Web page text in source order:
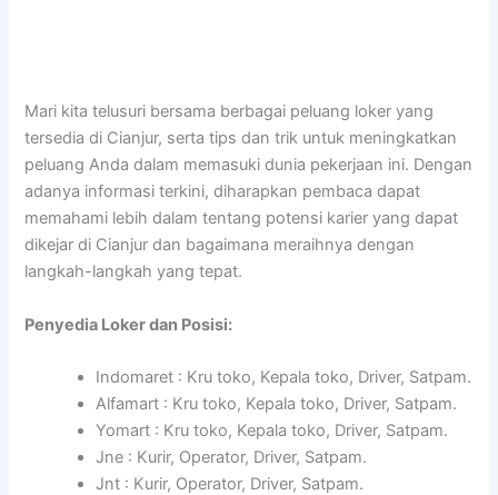
Mari kita telusuri bersama berbagai peluang loker yang
tersedia di Cianjur, serta tips dan trik untuk meningkatkan
peluang Anda dalam memasuki dunia pekerjaan ini. Dengan
adanya informasi terkini, diharapkan pembaca dapat
memahami lebih dalam tentang potensi karier yang dapat
dikejar di Cianjur dan bagaimana meraihnya dengan
langkah-langkah yang tepat.
Penyedia Loker dan Posisi:
Indomaret : Kru toko, Kepala toko, Driver, Satpam.
Alfamart : Kru toko, Kepala toko, Driver, Satpam.
Yomart : Kru toko, Kepala toko, Driver, Satpam.
Jne : Kurir, Operator, Driver, Satpam.
Jnt : Kurir, Operator, Driver, Satpam.